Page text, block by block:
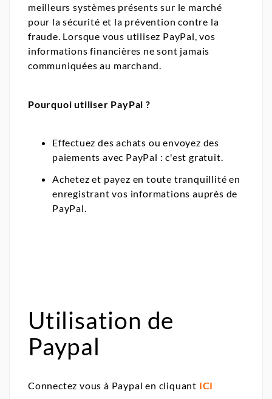
meilleurs systèmes présents sur le marché
pour la sécurité et la prévention contre la
fraude. Lorsque vous utilisez PayPal, vos
informations financières ne sont jamais
communiquées au marchand.
Pourquoi utiliser PayPal ?
Effectuez des achats ou envoyez des
paiements avec PayPal : c'est gratuit.
Achetez et payez en toute tranquillité en
enregistrant vos informations auprès de
PayPal.
Utilisation de
Paypal
Connectez vous à Paypal en cliquant ICI